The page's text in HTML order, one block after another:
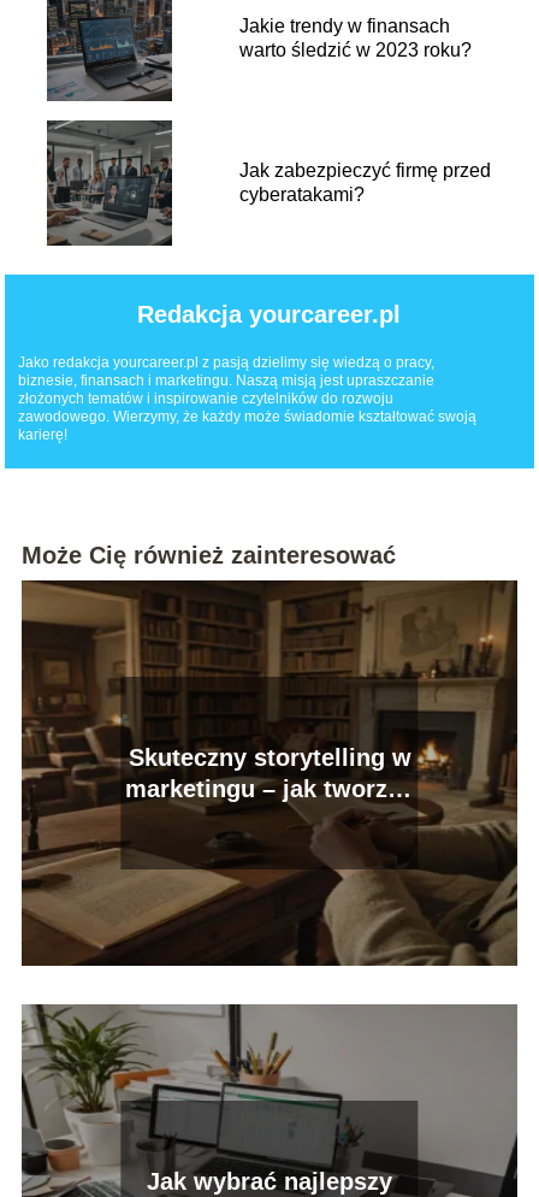
Jakie trendy w finansach
warto śledzić w 2023 roku?
Jak zabezpieczyć firmę przed
cyberatakami?
Redakcja yourcareer.pl
Jako redakcja yourcareer.pl z pasją dzielimy się wiedzą o pracy,
biznesie, finansach i marketingu. Naszą misją jest upraszczanie
złożonych tematów i inspirowanie czytelników do rozwoju
zawodowego. Wierzymy, że każdy może świadomie kształtować swoją
karierę!
Może Cię również zainteresować
Skuteczny storytelling w
marketingu – jak tworzyć
angażujące treści
Jak wybrać najlepszy